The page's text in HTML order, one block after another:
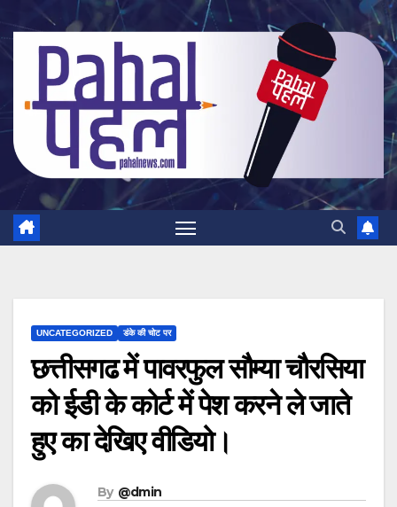
to
UNCATEGORIZED डंके की चोट पर
छत्तीसगढ में पावरफुल सौम्या चौरसिया
को ईडी के कोर्ट में पेश करने ले जाते
हुए का देखिए वीडियो।
By @dmin